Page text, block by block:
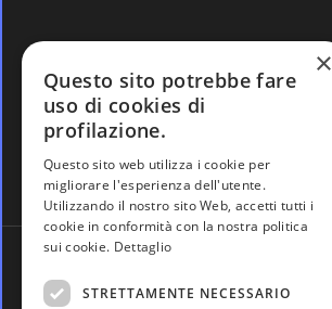
Domande frequenti
×
Questo sito potrebbe fare
uso di cookies di
profilazione.
Questo sito web utilizza i cookie per
migliorare l'esperienza dell'utente.
Utilizzando il nostro sito Web, accetti tutti i
cookie in conformità con la nostra politica
sui cookie. Dettaglio
STRETTAMENTE NECESSARIO